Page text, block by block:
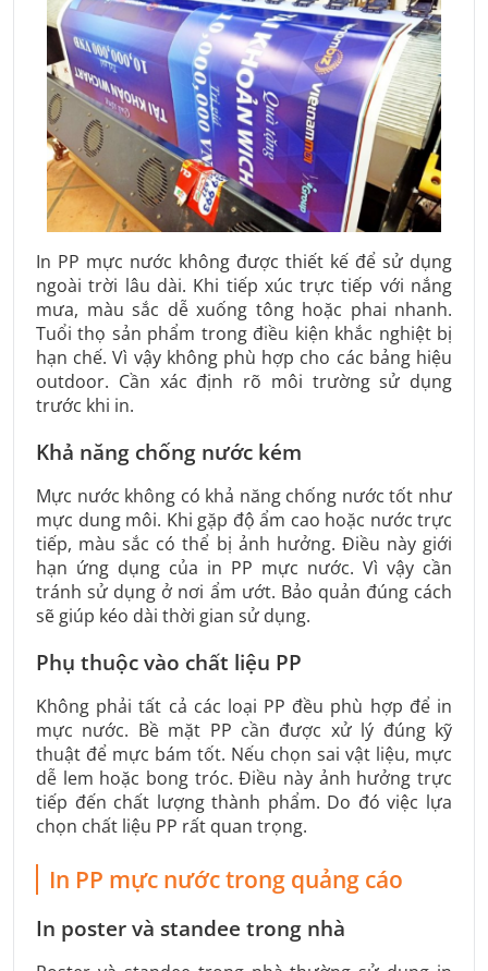
In PP mực nước không được thiết kế để sử dụng
ngoài trời lâu dài. Khi tiếp xúc trực tiếp với nắng
mưa, màu sắc dễ xuống tông hoặc phai nhanh.
Tuổi thọ sản phẩm trong điều kiện khắc nghiệt bị
hạn chế. Vì vậy không phù hợp cho các bảng hiệu
outdoor. Cần xác định rõ môi trường sử dụng
trước khi in.
Khả năng chống nước kém
Mực nước không có khả năng chống nước tốt như
mực dung môi. Khi gặp độ ẩm cao hoặc nước trực
tiếp, màu sắc có thể bị ảnh hưởng. Điều này giới
hạn ứng dụng của in PP mực nước. Vì vậy cần
tránh sử dụng ở nơi ẩm ướt. Bảo quản đúng cách
sẽ giúp kéo dài thời gian sử dụng.
Phụ thuộc vào chất liệu PP
Không phải tất cả các loại PP đều phù hợp để in
mực nước. Bề mặt PP cần được xử lý đúng kỹ
thuật để mực bám tốt. Nếu chọn sai vật liệu, mực
dễ lem hoặc bong tróc. Điều này ảnh hưởng trực
tiếp đến chất lượng thành phẩm. Do đó việc lựa
chọn chất liệu PP rất quan trọng.
In PP mực nước trong quảng cáo
In poster và standee trong nhà